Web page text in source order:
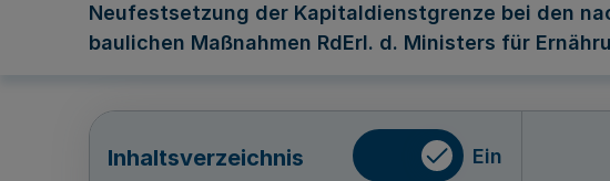
Neufestsetzung der Kapitaldienstgrenze bei den
baulichen Maßnahmen RdErl. d. Ministers für
Inhaltsverzeichnis Ein